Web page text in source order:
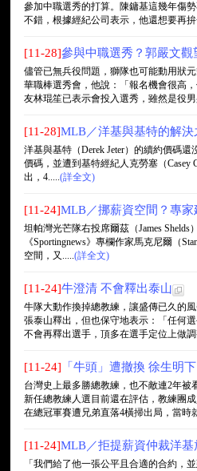
參加中職選秀的打算。陳鏞基這幾年傷
不錯，根據經紀公司表示，他還想要再
[11-28]參與中職選秀？郭嚴文觀
儘管已無兵役問題，獅隊也可能動用狀
華職棒選秀會，他說：「報名機會很高
友林琨笙已表示會投入選秀，雖然是役
[11-28]MLB／洋基與基特的解
洋基與基特（Derek Jeter）的續約價碼
價碼，並遭到基特經紀人克勞塞（Casey
出，4.....(詳全文)
[11-24]MLB／挪薪資空間？專
坦帕灣光芒隊右投席爾茲（James
《Sportingnews》專欄作家馬克尼爾（
空間，又.....(詳全文)
[11-24]牛澄清 不會釋出泰山
牛隊大動作換掉總教練，讓盛傳已久的
張泰山釋出，但也保守地表示：「任何
不會再釋出選手，頂多在選手定位上做
[11-24] 「牛頭」遭撤換 徐生明
台灣史上最多勝總教練，也不敵連2年
新任總教練人選目前還在評估，教練團
在總冠軍賽遭兄弟直落4橫掃出局，當時
[11-24]MLB／拒提薪資仲裁洋基
「我們給了他一張公平且合適的合約，